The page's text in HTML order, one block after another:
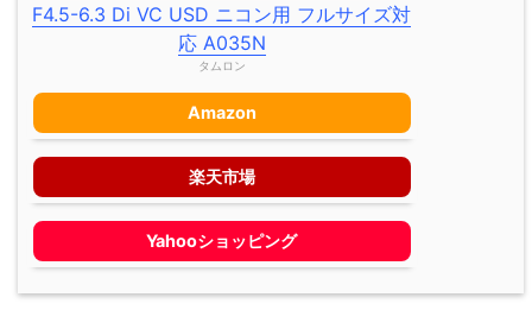
F4.5-6.3 Di VC USD ニコン用 フルサイズ対
応 A035N
タムロン
Amazon
楽天市場
Yahooショッピング